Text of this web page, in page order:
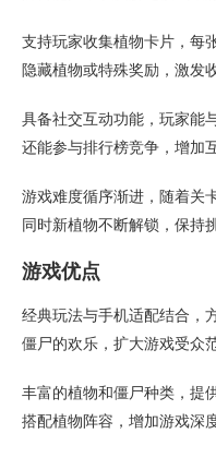
支持玩家收集植物卡片，每
隐藏植物或特殊奖励，激发
具备社交互动功能，玩家能
还能参与排行榜竞争，增加
游戏难度循序渐进，随着关
同时新植物不断解锁，保持
游戏优点
经典玩法与手机适配结合，
僵尸的欢乐，扩大游戏受众
丰富的植物和僵尸种类，提
搭配植物阵容，增加游戏深度